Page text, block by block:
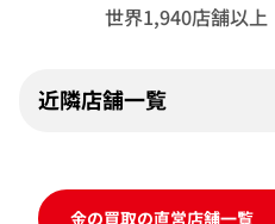
世界1,940店舗以上
近隣店舗一覧
金の買取の直営店舗一覧